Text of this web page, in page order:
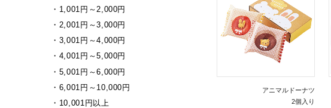
1,001円～2,000円
2,001円～3,000円
3,001円～4,000円
4,001円～5,000円
5,001円～6,000円
6,001円～10,000円
10,001円以上
アニマルドーナツ
2個入り